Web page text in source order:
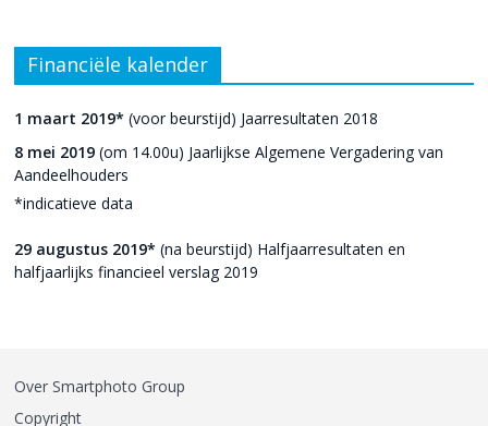
Financiële kalender
1 maart 2019* (voor beurstijd) Jaarresultaten 2018
8 mei 2019 (om 14.00u) Jaarlijkse Algemene Vergadering van
Aandeelhouders
*indicatieve data
29 augustus 2019* (na beurstijd) Halfjaarresultaten en
halfjaarlijks financieel verslag 2019
Over Smartphoto Group
Copyright